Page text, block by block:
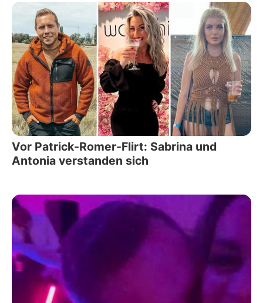
Vor Patrick-Romer-Flirt: Sabrina und
Antonia verstanden sich